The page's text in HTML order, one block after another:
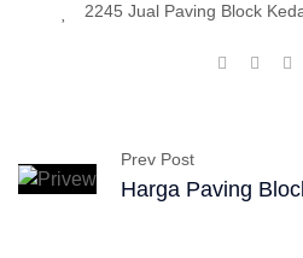
2245 Jual Paving Block
Prev Post
Harga Paving